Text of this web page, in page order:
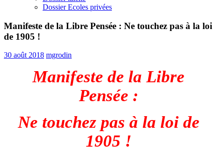
Dossier Ecoles privées
Manifeste de la Libre Pensée : Ne touchez pas à la loi
de 1905 !
30 août 2018 mgrodin
Manifeste de la Libre
Pensée :
Ne touchez pas à la loi de
1905 !